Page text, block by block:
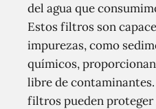
del agua que
Estos filtros son
impurezas, como
químicos,
libre de
filtros pueden